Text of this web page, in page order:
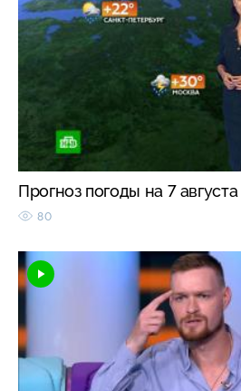
Прогноз погоды на 7 августа
80